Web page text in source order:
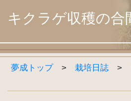
キクラゲ収穫の合
夢成トップ> 栽培日誌 >